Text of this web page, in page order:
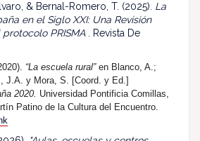
& Bernal-Romero, T. (2025). La
en el Siglo XXI: Una Revisión
PRISMA . Revista De
“La escuela rural”en Blanco, A.;
J.A. y Mora, S. [Coord. y Ed.]
2020. Universidad Pontificia Comillas,
Patino de la Cultura del Encuentro.